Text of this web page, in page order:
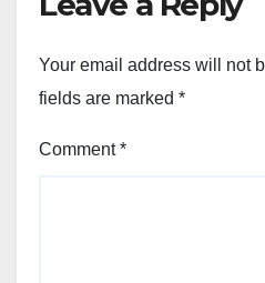
Your email address will not
fields are marked *
Comment*